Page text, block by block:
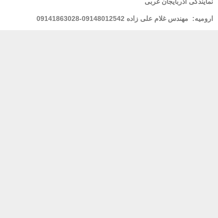
ارومیه: مهندس غلام علی زاده 09148012542-09141863028